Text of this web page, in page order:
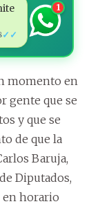
✓✓
1
momento en
gente que se
y que se
de que la
Baruja,
Diputados,
en horario